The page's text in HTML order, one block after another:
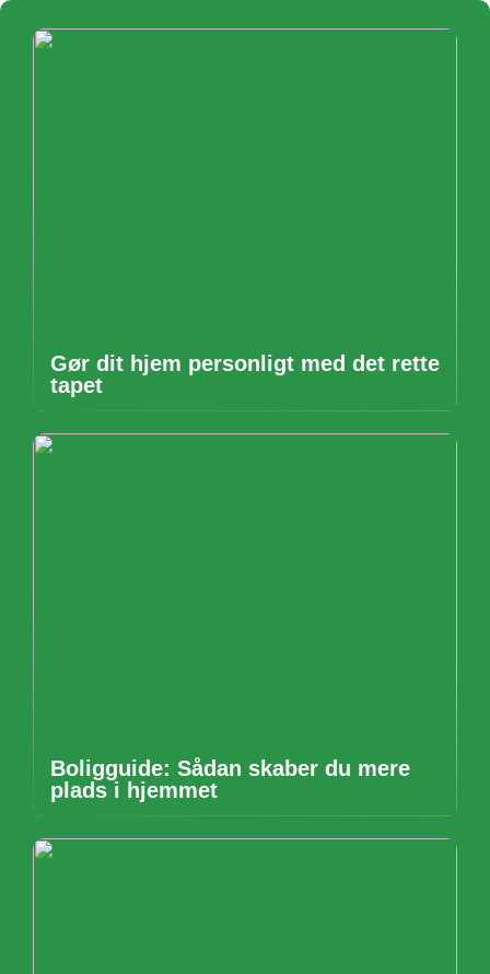
Gør dit hjem personligt med det rette
tapet
Boligguide: Sådan skaber du mere
plads i hjemmet